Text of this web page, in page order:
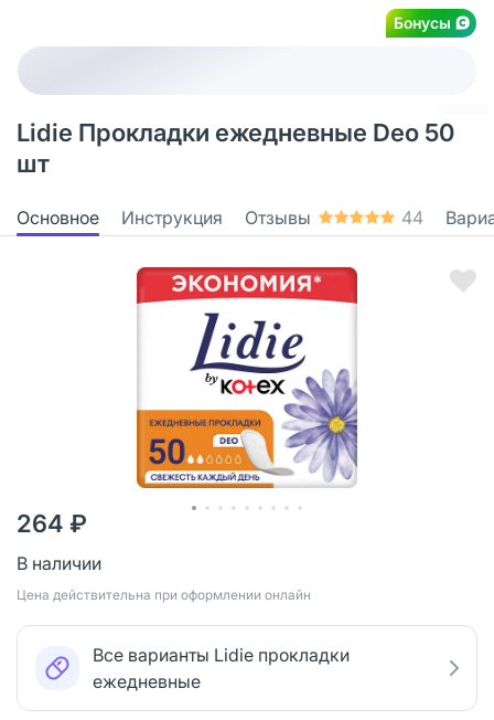
Бонусы
Lidie Прокладки ежедневные Deo 50
шт
Основное Инструкция Отзывы 44
264 ₽
В наличии
Цена действительна при оформлении онлайн
Все варианты Lidie прокладки
ежедневные